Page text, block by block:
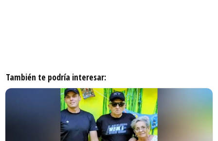
También te podría interesar: